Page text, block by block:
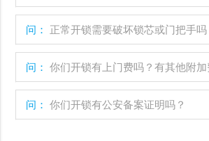
问： 正常开锁需要破坏锁芯或门把手吗
问： 你们开锁有上门费吗？有其他附加
问： 你们开锁有公安备案证明吗？